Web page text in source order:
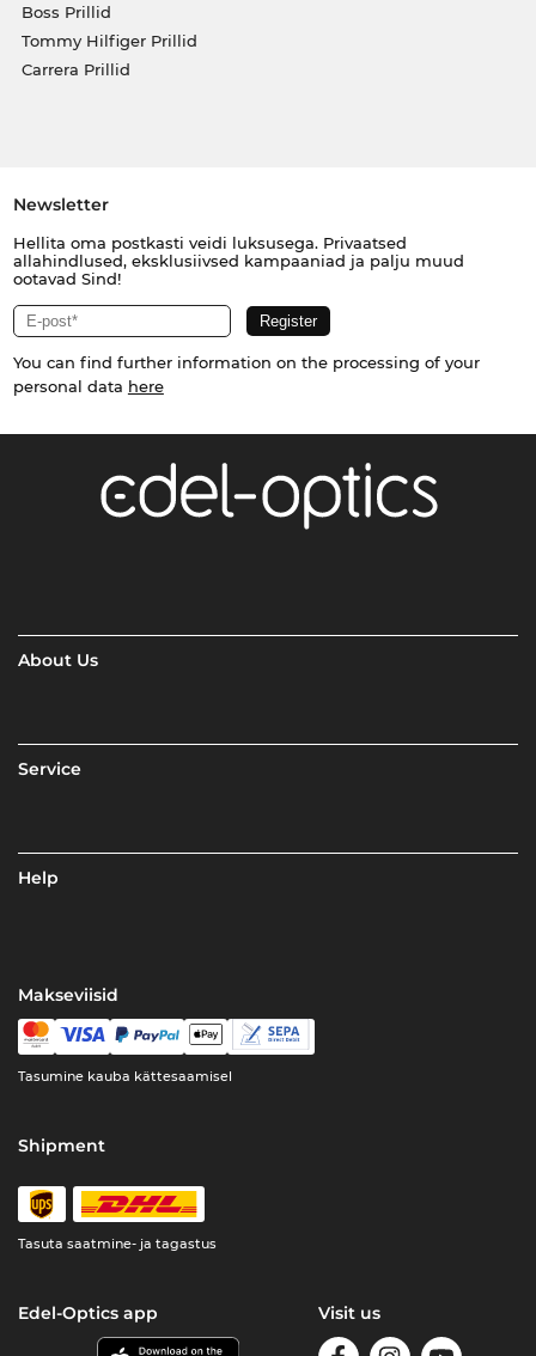
Boss Prillid
Tommy Hilfiger Prillid
Carrera Prillid
Newsletter
Hellita oma postkasti veidi luksusega. Privaatsed
allahindlused, eksklusiivsed kampaaniad ja palju muud
ootavad Sind!
You can find further information on the processing of your
personal data here
About Us
Service
Help
Makseviisid
Tasumine kauba kättesaamisel
Shipment
Tasuta saatmine- ja tagastus
Edel-Optics app Visit us